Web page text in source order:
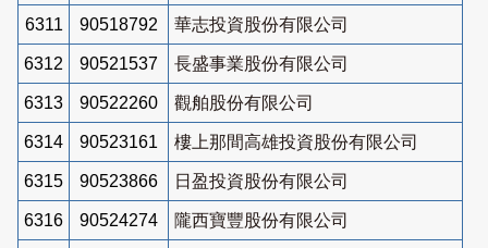
6311 90518792 華志投資股份有限公司
6312 90521537 長盛事業股份有限公司
6313 90522260 觀舶股份有限公司
6314 90523161 樓上那間高雄投資股份有限公司
6315 90523866 日盈投資股份有限公司
6316 90524274 隴西寶豐股份有限公司